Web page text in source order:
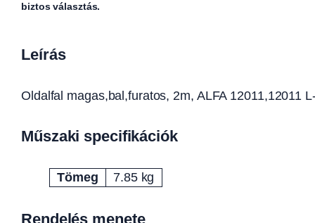
biztos választás.
Leírás
Oldalfal magas,bal,furatos, 2m, ALFA 12011,12011
Műszaki specifikációk
Attribútumok Érték
Tömeg 7.85 kg
Rendelés menete